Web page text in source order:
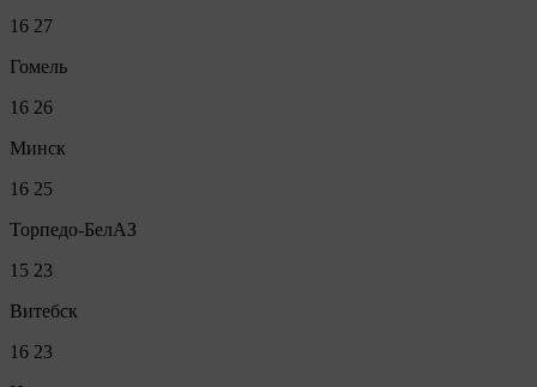
16 27
Гомель
16 26
Минск
16 25
Торпедо-БелАЗ
15 23
Витебск
16 23